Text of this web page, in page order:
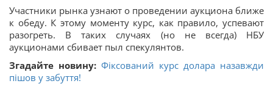
Участники рынка узнают о проведении аукциона ближе
к обеду. К этому моменту курс, как правило, успевают
разогреть. В таких случаях (но не всегда) НБУ
аукционами сбивает пыл спекулянтов.
Згадайте новину: Фіксований курс долара назавжди
пішов у забуття!